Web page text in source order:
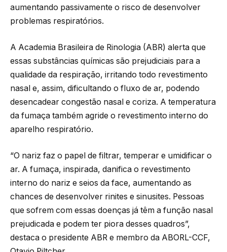
aumentando passivamente o risco de desenvolver
problemas respiratórios.
A Academia Brasileira de Rinologia (ABR) alerta que
essas substâncias químicas são prejudiciais para a
qualidade da respiração, irritando todo revestimento
nasal e, assim, dificultando o fluxo de ar, podendo
desencadear congestão nasal e coriza. A temperatura
da fumaça também agride o revestimento interno do
aparelho respiratório.
“O nariz faz o papel de filtrar, temperar e umidificar o
ar. A fumaça, inspirada, danifica o revestimento
interno do nariz e seios da face, aumentando as
chances de desenvolver rinites e sinusites. Pessoas
que sofrem com essas doenças já têm a função nasal
prejudicada e podem ter piora desses quadros”,
destaca o presidente ABR e membro da ABORL-CCF,